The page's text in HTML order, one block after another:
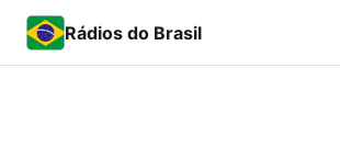
Rádios do Brasil